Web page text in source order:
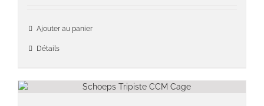
Ajouter au panier
Détails